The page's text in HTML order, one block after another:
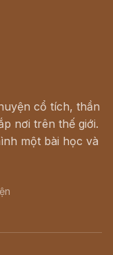
cổ tích, thần
nơi trên thế giới.
một bài học và